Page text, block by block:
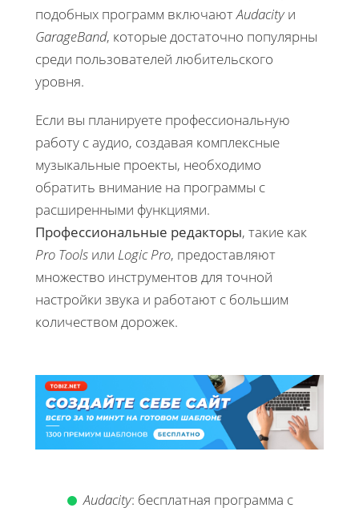
подобных программ включаютAudacityи
GarageBand, которые достаточно популярны
среди пользователей любительского
уровня.
Если вы планируете профессиональную
работу с аудио, создавая комплексные
музыкальные проекты, необходимо
обратить внимание на программы с
расширенными функциями.
Профессиональные редакторы, такие как
Pro Tools или Logic Pro, предоставляют
множество инструментов для точной
настройки звука и работают с большим
количеством дорожек.
Audacity: бесплатная программа с